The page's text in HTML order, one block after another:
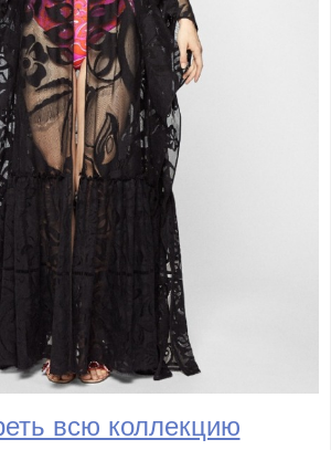
всю коллекцию